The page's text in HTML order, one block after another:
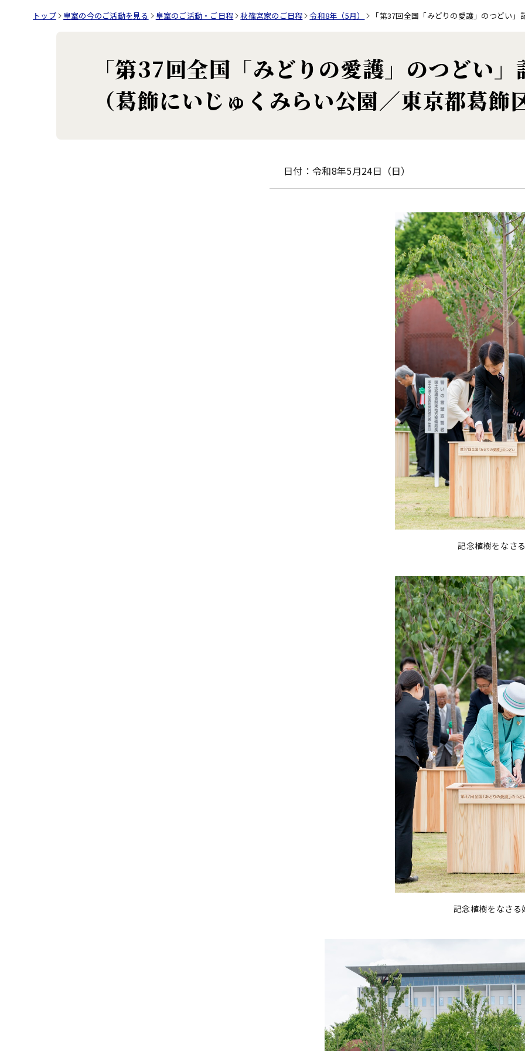
トップ 皇室の今のご活動を見る 皇室のご活動・ご日程 秋篠宮家のご日程 令和8年（5月） 「第37回全国「みどりの愛護」のつどい
「第37回全国「みどりの愛護」のつどい
（葛飾にいじゅくみらい公園／東京都葛飾
日付：令和8年5月24日（日）
記念植樹をなさ
記念植樹をなさる